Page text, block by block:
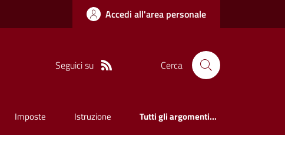
Accedi all'area personale
Seguici su Cerca
Imposte Istruzione Tutti gli argomenti...